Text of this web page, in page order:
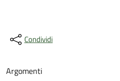
Condividi
Argomenti